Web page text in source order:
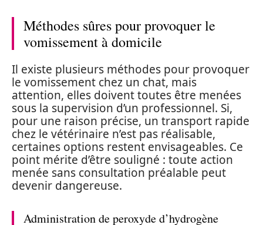
Méthodes sûres pour provoquer le
vomissement à domicile
Il existe plusieurs méthodes pour provoquer
le vomissement chez un chat, mais
attention, elles doivent toutes être menées
sous la supervision d’un professionnel. Si,
pour une raison précise, un transport rapide
chez le vétérinaire n’est pas réalisable,
certaines options restent envisageables. Ce
point mérite d’être souligné : toute action
menée sans consultation préalable peut
devenir dangereuse.
Administration de peroxyde d’hydrogène